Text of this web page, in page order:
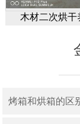
木材二次烘干
烤箱和烘箱的区